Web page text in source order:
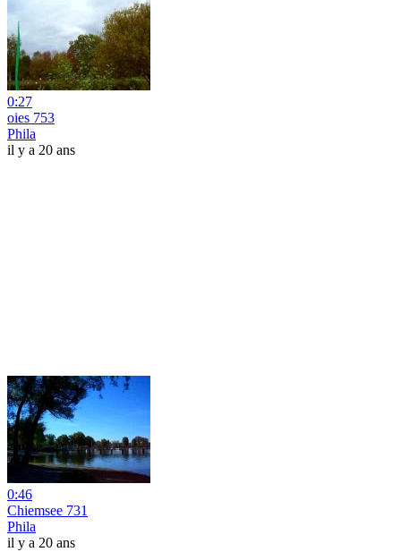
0:27
oies 753
Phila
il y a 20 ans
0:46
Chiemsee 731
Phila
il y a 20 ans